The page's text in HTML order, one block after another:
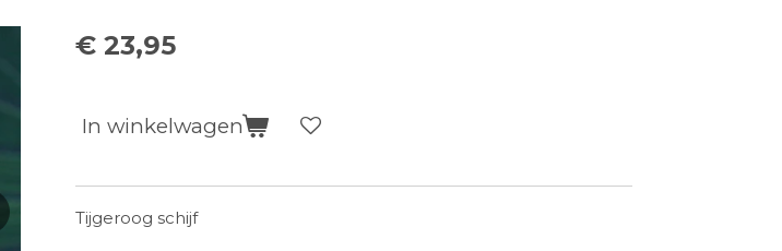
€ 23,95
In winkelwagen
Tijgeroog schijf